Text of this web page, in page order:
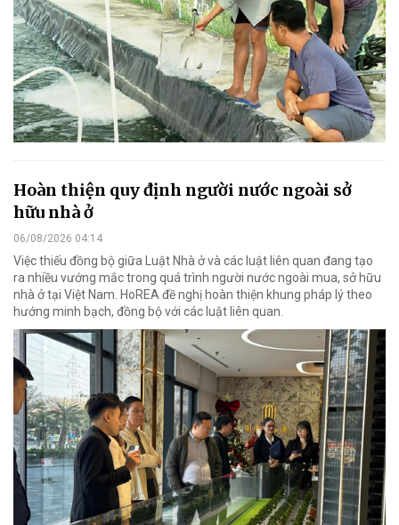
Hoàn thiện quy định người nước ngoài sở
hữu nhà ở
06/08/2026 04:14
Việc thiếu đồng bộ giữa Luật Nhà ở và các luật liên quan đang tạo
ra nhiều vướng mắc trong quá trình người nước ngoài mua, sở hữu
nhà ở tại Việt Nam. HoREA đề nghị hoàn thiện khung pháp lý theo
hướng minh bạch, đồng bộ với các luật liên quan.